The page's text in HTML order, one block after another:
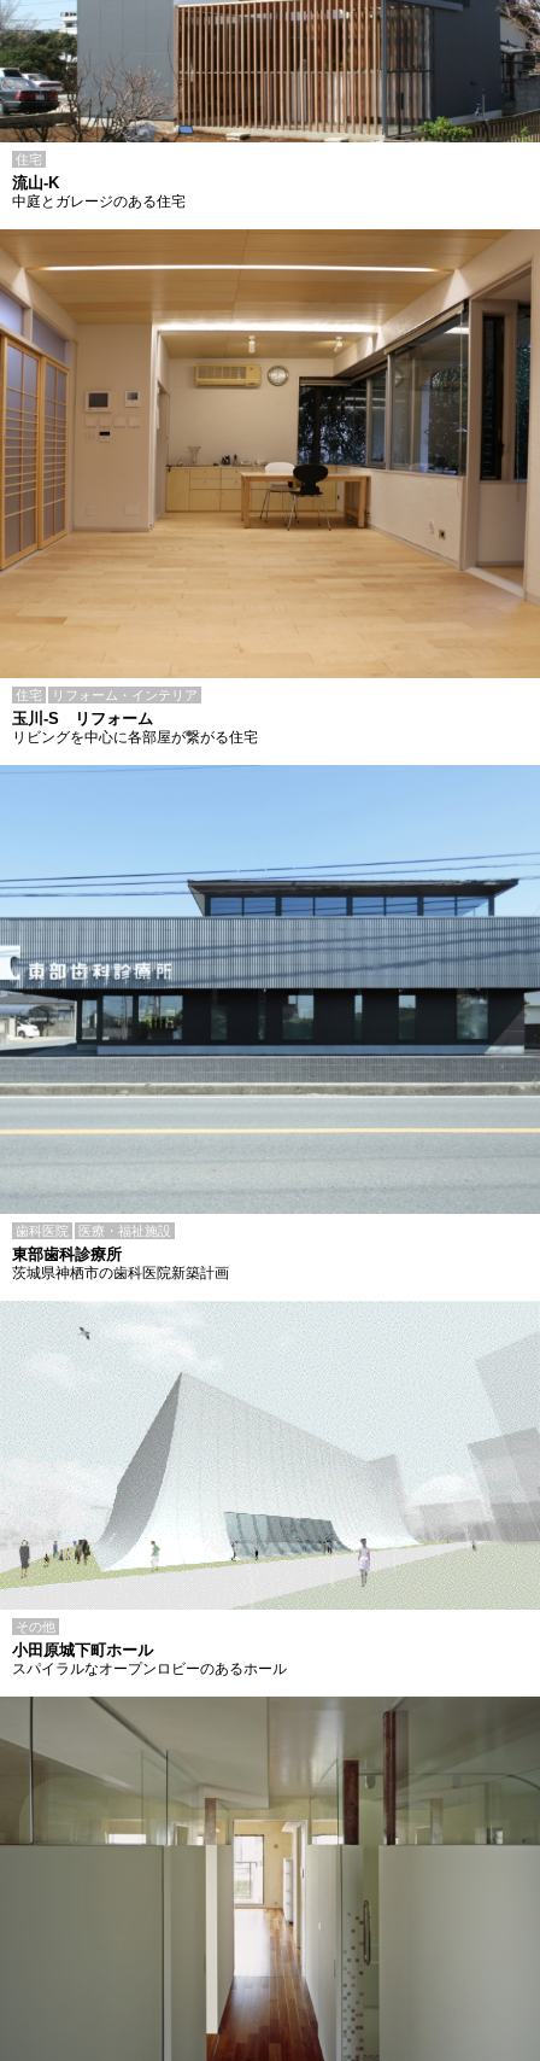
住宅
流山-K
中庭とガレージのある住宅
住宅 リフォーム・インテリア
玉川-S リフォーム
リビングを中心に各部屋が繋がる住宅
歯科医院 医療・福祉施設
東部歯科診療所
茨城県神栖市の歯科医院新築計画
その他
小田原城下町ホール
スパイラルなオープンロビーのあるホール